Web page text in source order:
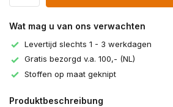
Wat mag u van ons verwachten
Levertijd slechts 1 - 3 werkdagen
Gratis bezorgd v.a. 100,- (NL)
Stoffen op maat geknipt
Produktbeschreibung